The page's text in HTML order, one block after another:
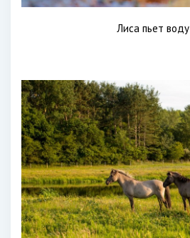
Лиса пьет воду